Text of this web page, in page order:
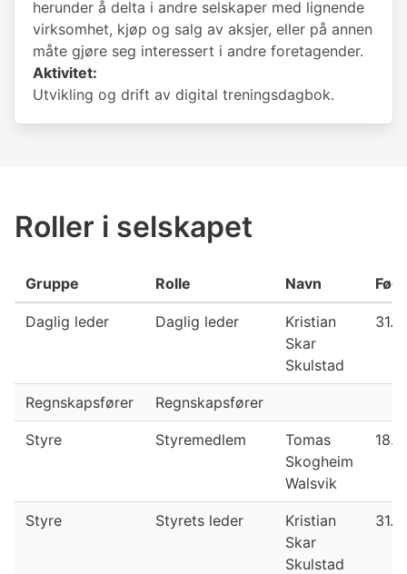
herunder å delta i andre selskaper med lignende
virksomhet, kjøp og salg av aksjer, eller på annen
måte gjøre seg interessert i andre foretagender.
Aktivitet:
Utvikling og drift av digital treningsdagbok.
Roller i selskapet
Gruppe Rolle Navn
Daglig leder Daglig leder
Kristian
Skar
Skulstad
Regnskapsfører Regnskapsfører
Styre Styremedlem
Tomas
Skogheim
Walsvik
Styre Styrets leder
Kristian
Skar
Skulstad